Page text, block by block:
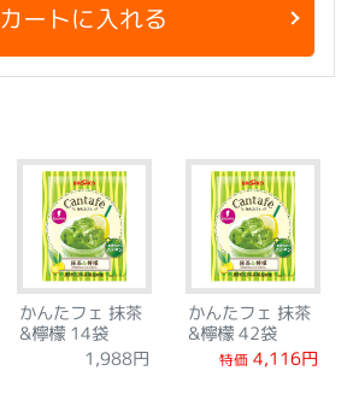
カートに入れる
かんたフェ 抹茶
&檸檬 14袋
1,988円
かんたフェ 抹茶
&檸檬 42袋
特価 4,116円